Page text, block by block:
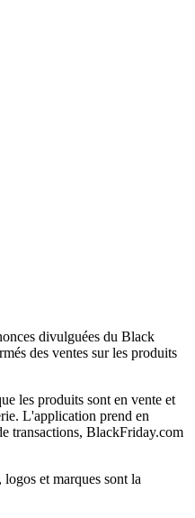
divulguées du Black
des ventes sur les produits
les produits sont en vente et
L'application prend en
transactions, BlackFriday.com
et marques sont la